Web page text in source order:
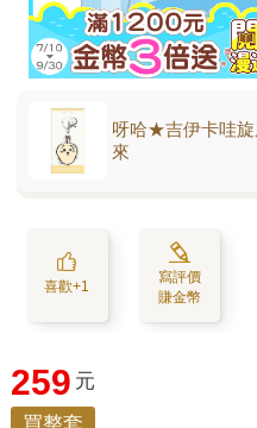
呀哈★吉伊卡哇旋
來
喜歡+1
寫評價
賺金幣
259 元
買整套